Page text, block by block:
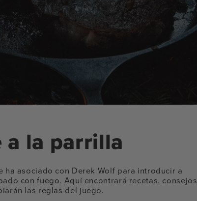
a la parrilla
ha asociado con Derek Wolf para introducir a
con fuego. Aquí encontrará recetas, consejos
las reglas del juego.